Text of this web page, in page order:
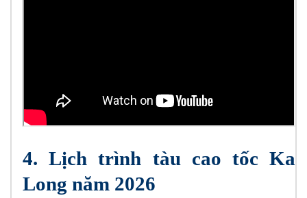
4. Lịch trình tàu cao tốc Ka
Long năm 2026